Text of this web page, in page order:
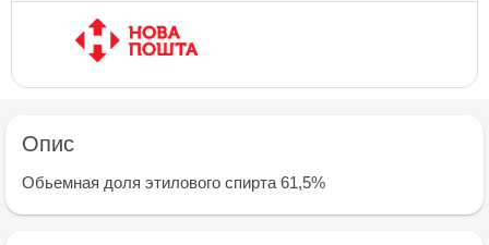
Опис
Обьемная доля этилового спирта 61,5%